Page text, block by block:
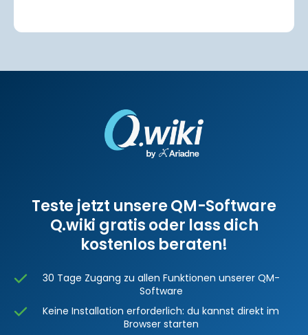
Teste jetzt unsere QM-Software
Q.wiki gratis oder lass dich
kostenlos beraten!
30 Tage Zugang zu allen Funktionen unserer QM-
Software
Keine Installation erforderlich: du kannst direkt im
Browser starten